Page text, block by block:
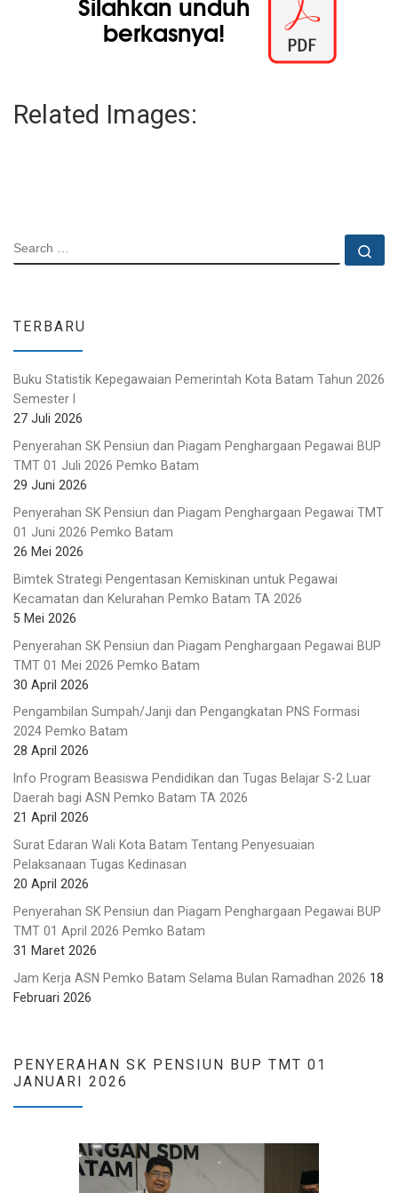
Related Images:
SEARCH
TERBARU
Buku Statistik Kepegawaian Pemerintah Kota Batam Tahun 2026
Semester I
27 Juli 2026
Penyerahan SK Pensiun dan Piagam Penghargaan Pegawai BUP
TMT 01 Juli 2026 Pemko Batam
29 Juni 2026
Penyerahan SK Pensiun dan Piagam Penghargaan Pegawai TMT
01 Juni 2026 Pemko Batam
26 Mei 2026
Bimtek Strategi Pengentasan Kemiskinan untuk Pegawai
Kecamatan dan Kelurahan Pemko Batam TA 2026
5 Mei 2026
Penyerahan SK Pensiun dan Piagam Penghargaan Pegawai BUP
TMT 01 Mei 2026 Pemko Batam
30 April 2026
Pengambilan Sumpah/Janji dan Pengangkatan PNS Formasi
2024 Pemko Batam
28 April 2026
Info Program Beasiswa Pendidikan dan Tugas Belajar S-2 Luar
Daerah bagi ASN Pemko Batam TA 2026
21 April 2026
Surat Edaran Wali Kota Batam Tentang Penyesuaian
Pelaksanaan Tugas Kedinasan
20 April 2026
Penyerahan SK Pensiun dan Piagam Penghargaan Pegawai BUP
TMT 01 April 2026 Pemko Batam
31 Maret 2026
Jam Kerja ASN Pemko Batam Selama Bulan Ramadhan 2026 18
Februari 2026
PENYERAHAN SK PENSIUN BUP TMT 01
JANUARI 2026